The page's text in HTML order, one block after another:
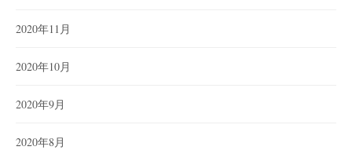
2020年11月
2020年10月
2020年9月
2020年8月